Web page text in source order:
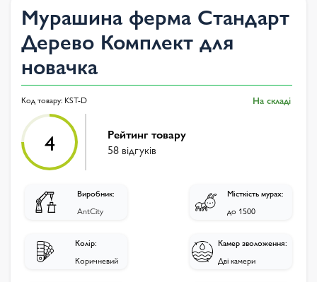
Мурашина ферма Стандарт
Дерево Комплект для
новачка
Код товару: KST-D На складі
4
Рейтинг товару
58 відгуків
Виробник:
AntCity
Місткість мурах:
до 1500
Колір:
Коричневий
Камер зволоження:
Дві камери